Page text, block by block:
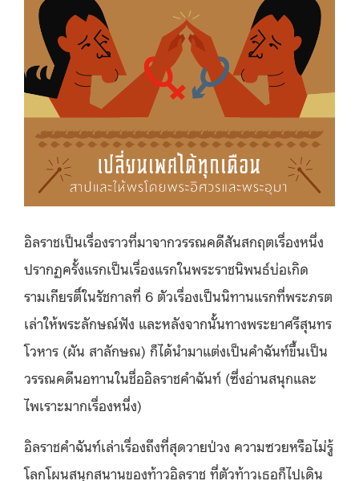
อิลราชเป็นเรื่องราวที่มาจากวรรณคดีสันสกฤตเรื่องหนึ่ง
ปรากฏครั้งแรกเป็นเรื่องแรกในพระราชนิพนธ์บ่อเกิด
รามเกียรติ์ในรัชกาลที่ 6 ตัวเรื่องเป็นนิทานแรกที่พระภรต
เล่าให้พระลักษณ์ฟัง และหลังจากนั้นทางพระยาศรีสุนทร
โวหาร (ผัน สาลักษณ) ก็ได้นำมาแต่งเป็นคำฉันท์ขึ้นเป็น
วรรณคดีนอทานในชื่ออิลราชคำฉันท์ (ซึ่งอ่านสนุกและ
ไพเราะมากเรื่องหนึ่ง)
อิลราชคำฉันท์เล่าเรื่องถึงที่สุดวายป่วง ความซวยหรือไม่รู้
โลกโผนสนุกสนานของท้าวอิลราช ที่ตัวท้าวเธอก็ไปเดิน